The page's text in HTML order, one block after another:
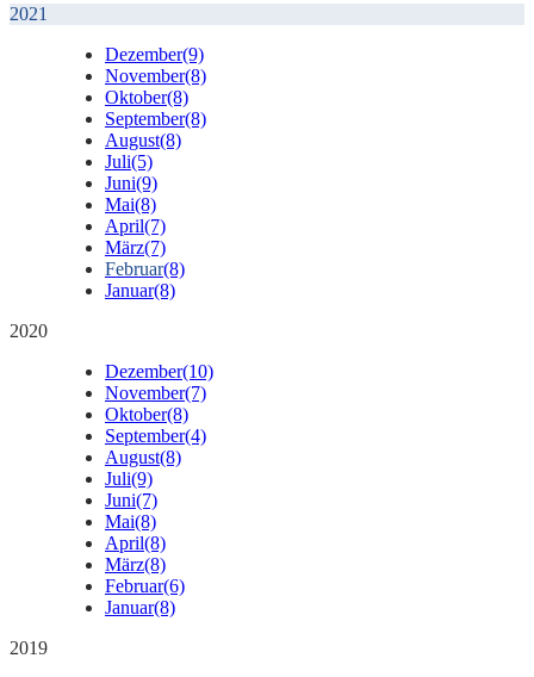
2021
Dezember(9)
November(8)
Oktober(8)
September(8)
August(8)
Juli(5)
Juni(9)
Mai(8)
April(7)
März(7)
Februar(8)
Januar(8)
2020
Dezember(10)
November(7)
Oktober(8)
September(4)
August(8)
Juli(9)
Juni(7)
Mai(8)
April(8)
März(8)
Februar(6)
Januar(8)
2019